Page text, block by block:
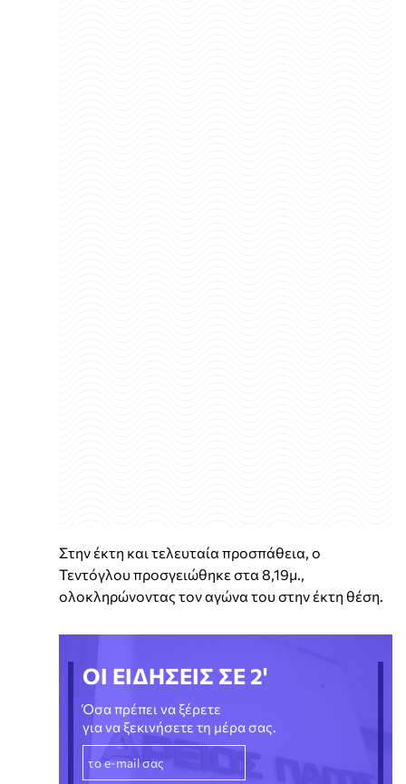
Στην έκτη και τελευταία προσπάθεια, ο
Τεντόγλου προσγειώθηκε στα 8,19μ.,
ολοκληρώνοντας τον αγώνα του στην έκτη θέση.
ΟΙ ΕΙΔΗΣΕΙΣ ΣΕ 2'
Όσα πρέπει να ξέρετε
για να ξεκινήσετε τη μέρα σας.